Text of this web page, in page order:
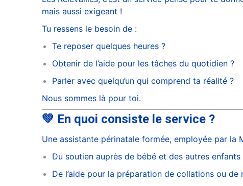
mais aussi exigeant !
Tu ressens le besoin de :
Te reposer quelques heures ?
Obtenir de l’aide pour les tâches du quotidien ?
Parler avec quelqu’un qui comprend ta réalité ?
Nous sommes là pour toi.
💚 En quoi consiste le service ?
Une assistante périnatale formée, employée par la
Du soutien auprès de bébé et des autres enfants
De l’aide pour la préparation de collations ou de